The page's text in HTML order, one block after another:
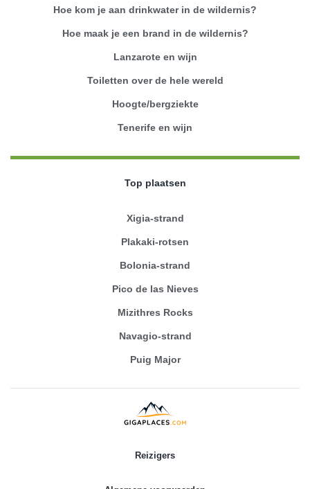
Hoe kom je aan drinkwater in de wildernis?
Hoe maak je een brand in de wildernis?
Lanzarote en wijn
Toiletten over de hele wereld
Hoogte/bergziekte
Tenerife en wijn
Top plaatsen
Xigia-strand
Plakaki-rotsen
Bolonia-strand
Pico de las Nieves
Mizithres Rocks
Navagio-strand
Puig Major
Reizigers